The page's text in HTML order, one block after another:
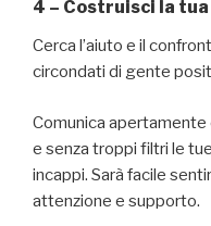
4 – Costruisci la
Cerca l’aiuto e il
circondati di gente
Comunica apertamente
e senza troppi filtri le
incappi. Sarà facile
attenzione e supporto.